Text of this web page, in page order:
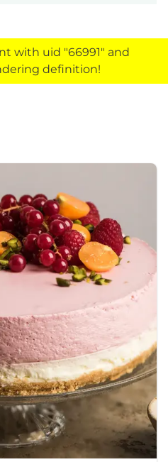
with uid "66991" and
definition!